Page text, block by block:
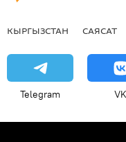
КЫРГЫЗСТАН САЯСАТ
Telegram VK